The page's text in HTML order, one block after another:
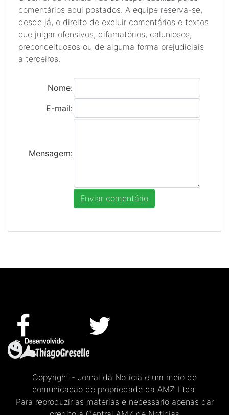
comentários aqui postados. A equipe reserva-se,
desde já, o direito de excluir comentários e textos
que julgar ofensivos, difamatórios, caluniosos,
preconceituosos ou de alguma forma prejudiciais
a terceiros.
Nome:
E-mail:
Mensagem:
Copyright - Jornal da Noticia e um meio de
comunicacao de propriedade da AMZ Ltda.
Para reproduzir as materias e necessario apenas dar